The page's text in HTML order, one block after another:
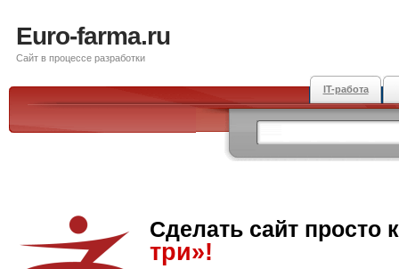
Euro-farma.ru
Сайт в процессе разработки
IT-работа
Сделать сайт просто
три»!